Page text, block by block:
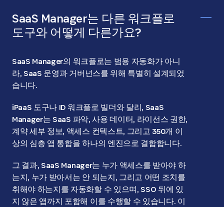
SaaS Manager는 다른 워크플로
도구와 어떻게 다른가요?
SaaS Manager의 워크플로는 범용 자동화가 아니
라, SaaS 운영과 거버넌스를 위해 특별히 설계되었
습니다.
iPaaS 도구나 ID 워크플로 빌더와 달리, SaaS
Manager는 SaaS 파악, 사용 데이터, 라이선스 권한,
계약 세부 정보, 액세스 컨텍스트, 그리고 350개 이
상의 심층 앱 통합을 하나의 엔진으로 결합합니다.
그 결과, SaaS Manager는 누가 액세스를 받아야 하
는지, 누가 받아서는 안 되는지, 그리고 어떤 조치를
취해야 하는지를 자동화할 수 있으며, SSO 뒤에 있
지 않은 앱까지 포함해 이를 수행할 수 있습니다. 이